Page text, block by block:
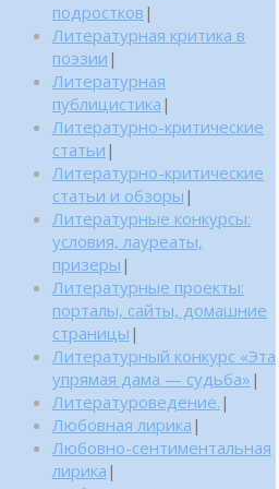
подростков |
Литературная критика в
поэзии |
Литературная
публицистика |
Литературно-критические
статьи |
Литературно-критические
статьи и обзоры |
Литературные конкурсы:
условия, лауреаты,
призеры |
Литературные проекты:
порталы, сайты, домашние
страницы |
Литературный конкурс «Эта
упрямая дама — судьба» |
Литературоведение. |
Любовная лирика |
Любовно-сентиментальная
лирика |